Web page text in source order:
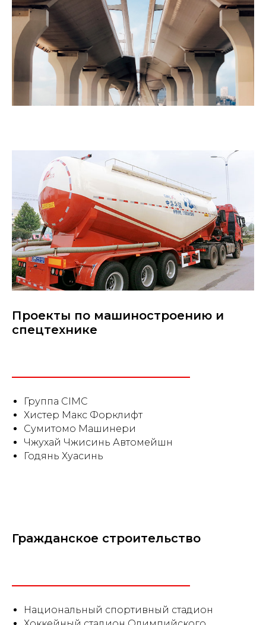
Проекты по машиностроению и
спецтехнике
Группа CIMC
Хистер Макс Форклифт
Сумитомо Машинери
Чжухай Чжисинь Автомейшн
Годянь Хуасинь
Гражданское строительство
Национальный спортивный стадион